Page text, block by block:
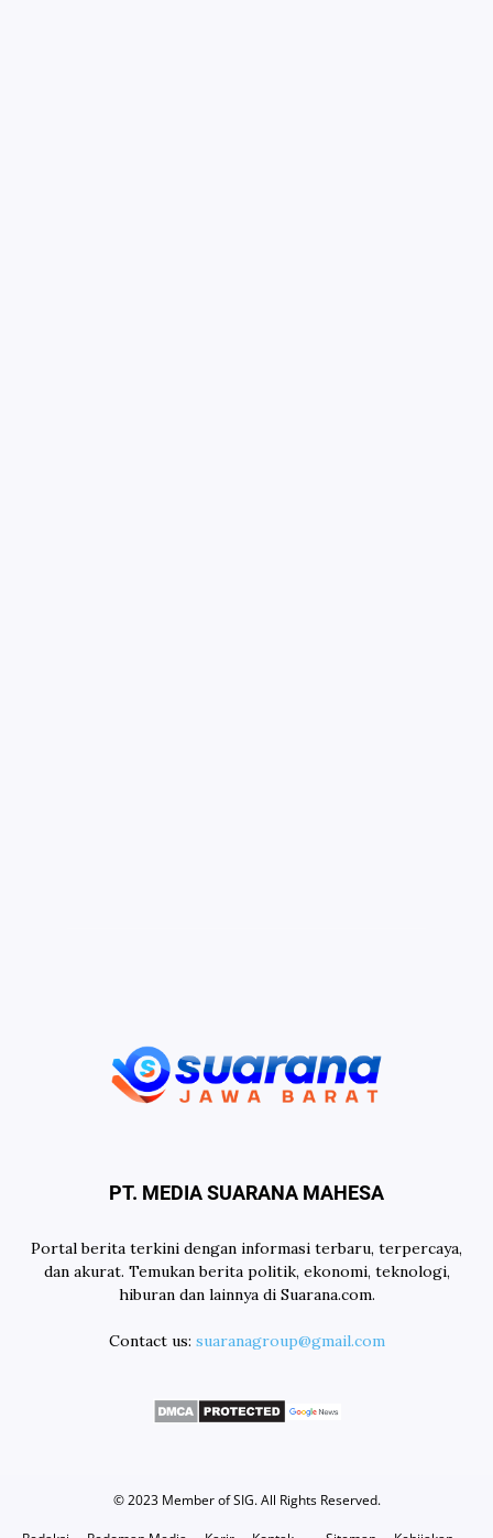
PT. MEDIA SUARANA MAHESA
Portal berita terkini dengan informasi terbaru, terpercaya,
dan akurat. Temukan berita politik, ekonomi, teknologi,
hiburan dan lainnya di Suarana.com.
Contact us: suaranagroup@gmail.com
© 2023 Member ofSIG. All Rights Reserved.